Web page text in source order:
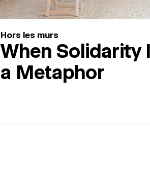
Hors les murs
When Solidarity
a Metaphor